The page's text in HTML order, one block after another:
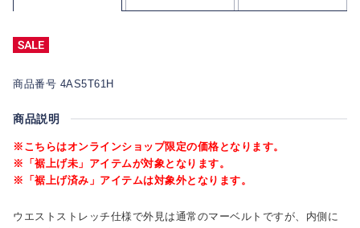
商品番号 4AS5T61H
商品説明
※こちらはオンラインショップ限定の価格となります。
※「裾上げ未」アイテムが対象となります。
※「裾上げ済み」アイテムは対象外となります。
ウエストストレッチ仕様で外見は通常のマーベルトですが、内側に